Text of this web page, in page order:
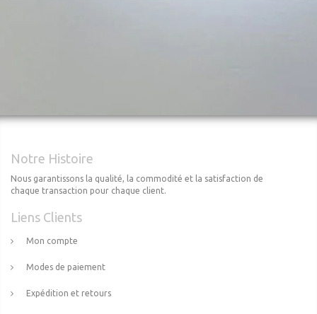
Notre Histoire
Nous garantissons la qualité, la commodité et la satisfaction de
chaque transaction pour chaque client.
Liens Clients
Mon compte
Modes de paiement
Expédition et retours